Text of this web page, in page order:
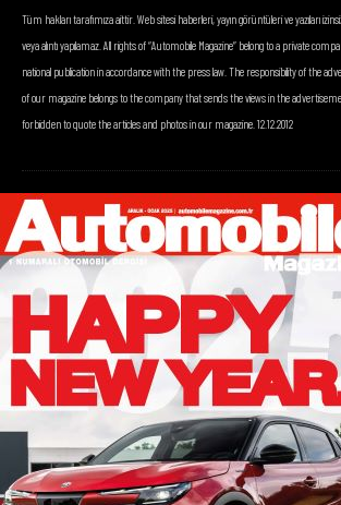
Tüm hakları tarafımıza aittir. Web sitesi haberleri, yayın görüntüleri ve yazıları
veya alıntı yapılamaz. All rights of “Automobile Magazine” belong to a private
national publication in accordance with the press law. The responsibility of the
of our magazine belongs to the company that sends the views in the
forbidden to quote the articles and photos in our magazine. 12.12.2012